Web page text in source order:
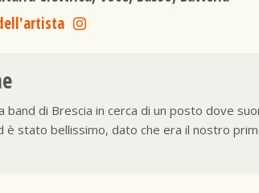
band di Brescia in cerca di un posto dove
è stato bellissimo, dato che era il nostro